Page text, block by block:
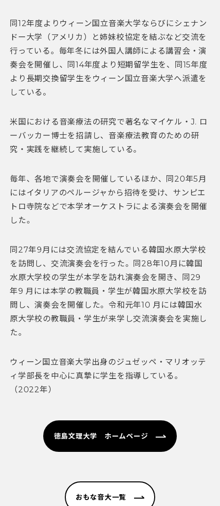
同12年度よりウィーン国立音楽大学ならびにシェナン
ドー大学（アメリカ）と姉妹校協定を結ぶなど交流を
行っている。毎年冬には外国人講師による講習会・演
奏会を開催し、同14年度より短期留学生を、同15年度
より長期交換留学生をウィーン国立音楽大学へ派遣を
している。
米国における音楽療法の研究で著名なマイケル・J. ロ
ーバッカー博士を招請し、音楽療法教育のための研
究・実践を継続して実施している。
毎年、各地で演奏会を開催しているほか、同20年5月
にはイタリアのペルージャから招待を受け、サンピエ
トロ寺院などで本学オーケストラによる演奏会を開催
した。
同27年9月には交流協定を結んでいる韓国水原大学校
を訪問し、交流演奏会を行った。同28年10月に韓国
水原大学校の学生が本学を訪れ演奏会を開き、同29
年9 月には本学の教職員・学生が韓国水原大学校を訪
問し、演奏会を開催した。令和元年10 月には韓国水
原大学校の教職員・学生が来学し交流演奏会を実施し
た。
ウィーン国立音楽大学出身のジュゼッペ・マリオッテ
ィ学部長を中心に真摯に学生を指導している。
（2022年）
徳島文理大学 ホームページ
おもな音大一覧